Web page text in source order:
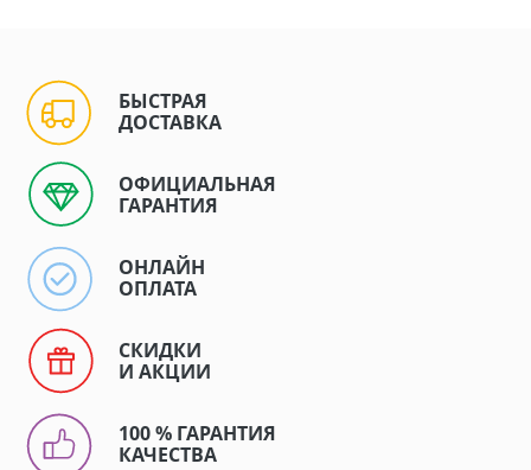
БЫСТРАЯ
ДОСТАВКА
ОФИЦИАЛЬНАЯ
ГАРАНТИЯ
ОНЛАЙН
ОПЛАТА
СКИДКИ
И АКЦИИ
100 % ГАРАНТИЯ
КАЧЕСТВА